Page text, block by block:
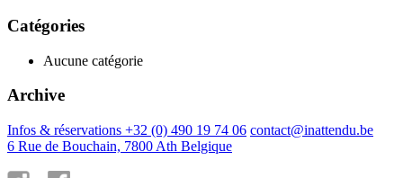
Catégories
Aucune catégorie
Archive
Infos & réservations +32 (0) 490 19 74 06 contact@inattendu.be
6 Rue de Bouchain, 7800 Ath Belgique